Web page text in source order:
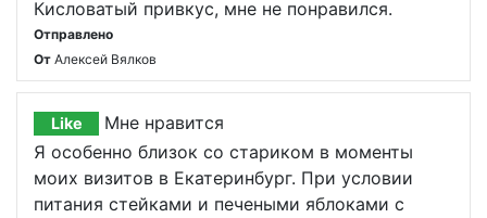
Кисловатый привкус, мне не понравился.
Отправлено
От Алексей Вялков
Like
Мне нравится
Я особенно близок со стариком в моменты
моих визитов в Екатеринбург. При условии
питания стейками и печеными яблоками с